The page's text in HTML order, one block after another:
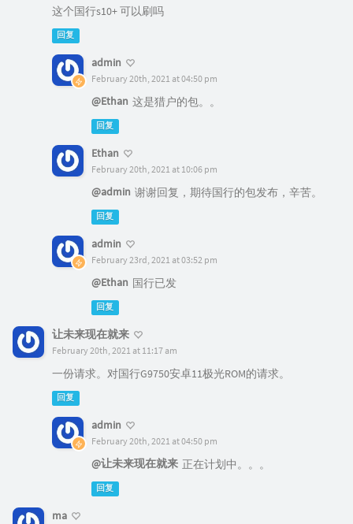
这个国行s10+ 可以刷吗
回复
admin
February 20th, 2021 at 04:50 pm
@Ethan 这是猎户的包。。
回复
Ethan
February 20th, 2021 at 10:06 pm
@admin 谢谢回复，期待国行的包发布，辛苦。
回复
admin
February 23rd, 2021 at 03:52 pm
@Ethan 国行已发
回复
让未来现在就来
February 20th, 2021 at 11:17 am
一份请求。对国行G9750安卓11极光ROM的请求。
回复
admin
February 20th, 2021 at 04:50 pm
@让未来现在就来 正在计划中。。。
回复
ma